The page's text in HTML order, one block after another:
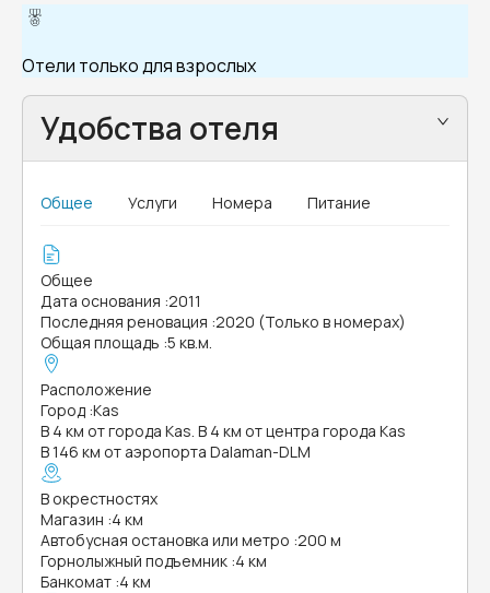
Отели только для взрослых
Удобства отеля
Общее Услуги Номера Питание
Общее
Дата основания :2011
Последняя реновация :2020 (Только в номерах)
Общая площадь :5 кв.м.
Расположение
Город :Kas
В 4 км от города Kas. В 4 км от центра города Kas
В 146 км от аэропорта Dalaman-DLM
В окрестностях
Магазин :4 км
Автобусная остановка или метро :200 м
Горнолыжный подъемник :4 км
Банкомат :4 км